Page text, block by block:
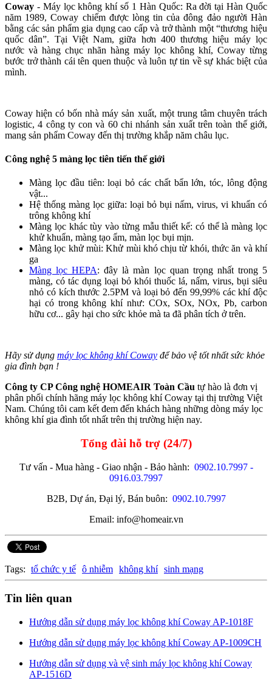
Coway - Máy lọc không khí số 1 Hàn Quốc: Ra đời tại Hàn Quốc
năm 1989, Coway chiếm được lòng tin của đông đảo người Hàn
bằng các sản phẩm gia dụng cao cấp và trở thành một “thương hiệu
quốc dân”. Tại Việt Nam, giữa hơn 400 thương hiệu máy lọc
nước và hàng chục nhãn hàng máy lọc không khí, Coway từng
bước trở thành cái tên quen thuộc và luôn tự tin về sự khác biệt của
mình.
Coway hiện có bốn nhà máy sản xuất, một trung tâm chuyên trách
logistic, 4 công ty con và 60 chi nhánh sản xuất trên toàn thế giới,
mang sản phẩm Coway đến thị trường khắp năm châu lục.
Công nghệ 5 màng lọc tiên tiến thế giới
Màng lọc đầu tiên: loại bỏ các chất bẩn lớn, tóc, lông động
vật...
Hệ thống màng lọc giữa: loại bỏ bụi nấm, virus, vi khuẩn có
trông không khí
Màng lọc khác tùy vào từng mẫu thiết kế: có thể là màng lọc
khử khuẩn, màng tạo ẩm, màn lọc bụi mịn.
Màng lọc khử mùi: Khử mùi khó chịu từ khói, thức ăn và khí
ga
Màng lọc HEPA: đây là màn lọc quan trọng nhất trong 5
màng, có tác dụng loại bỏ khói thuốc lá, nấm, virus, bụi siêu
nhỏ có kích thước 2.5PM và loại bỏ đến 99,99% các khí độc
hại có trong không khí như: COx, SOx, NOx, Pb, carbon
hữu cơ... gây hại cho sức khỏe mà ta đã phân tích ở trên.
Hãy sử dụng máy lọc không khí Coway để bảo vệ tốt nhất sức khỏe
gia đình bạn !
Công ty CP Công nghệ HOMEAIR Toàn Cầu tự hào là đơn vị
phân phối chính hãng máy lọc không khí Coway tại thị trường Việt
Nam. Chúng tôi cam kết đem đến khách hàng những dòng máy lọc
không khí gia đình tốt nhất trên thị trường hiện nay.
Tổng đài hỗ trợ (24/7)
Tư vấn - Mua hàng - Giao nhận - Bảo hành: 0902.10.7997 -
0916.03.7997
B2B, Dự án, Đại lý, Bán buôn: 0902.10.7997
Email: info@homeair.vn
Tags: tổ chức y tế ô nhiễm không khí sinh mạng
Tin liên quan
Hướng dẫn sử dụng máy lọc không khí Coway AP-1018F
Hướng dẫn sử dụng máy lọc không khí Coway AP-1009CH
Hướng dẫn sử dụng và vệ sinh máy lọc không khí Coway
AP-1516D